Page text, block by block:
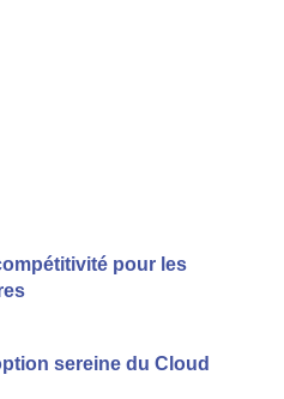
pour les
sereine du Cloud